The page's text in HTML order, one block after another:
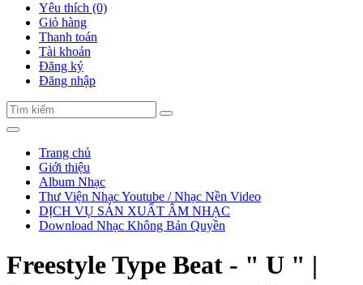
Yêu thích (0)
Giỏ hàng
Thanh toán
Tài khoản
Đăng ký
Đăng nhập
Trang chủ
Giới thiệu
Album Nhạc
Thư Viện Nhạc Youtube / Nhạc Nền Video
DỊCH VỤ SẢN XUẤT ÂM NHẠC
Download Nhạc Không Bản Quyền
Freestyle Type Beat - " U " |